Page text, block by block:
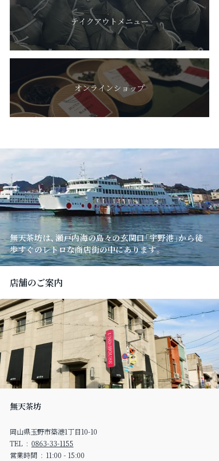
テイクアウトメニュー
オンラインショップ
無天茶坊は、瀬戸内海の島々の玄関口「宇野港」から徒
歩すぐのレトロな商店街の中にあります。
店舗のご案内
無天茶坊
岡山県玉野市築港1丁目10-10
TEL
0863-33-1155
営業時間
11:00 - 15:00